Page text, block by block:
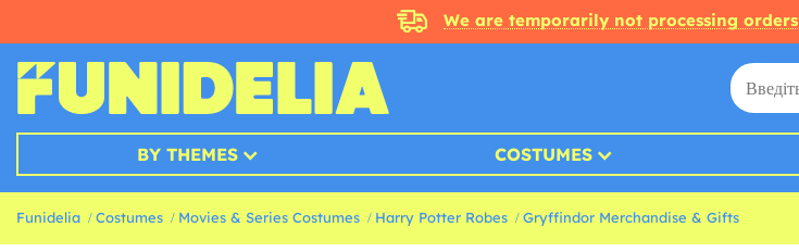
We are temporarily not processing orders
BY THEMES COSTUMES
Funidelia Costumes Movies & Series Costumes Harry Potter Robes Gryffindor Merchandise & Gifts